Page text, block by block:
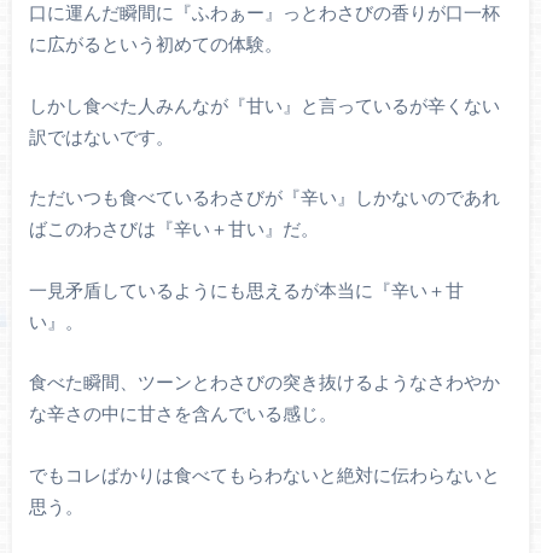
口に運んだ瞬間に『ふわぁー』っとわさびの香りが口一杯
に広がるという初めての体験。
しかし食べた人みんなが『甘い』と言っているが辛くない
訳ではないです。
ただいつも食べているわさびが『辛い』しかないのであれ
ばこのわさびは『辛い＋甘い』だ。
一見矛盾しているようにも思えるが本当に『辛い＋甘
い』。
食べた瞬間、ツーンとわさびの突き抜けるようなさわやか
な辛さの中に甘さを含んでいる感じ。
でもコレばかりは食べてもらわないと絶対に伝わらないと
思う。